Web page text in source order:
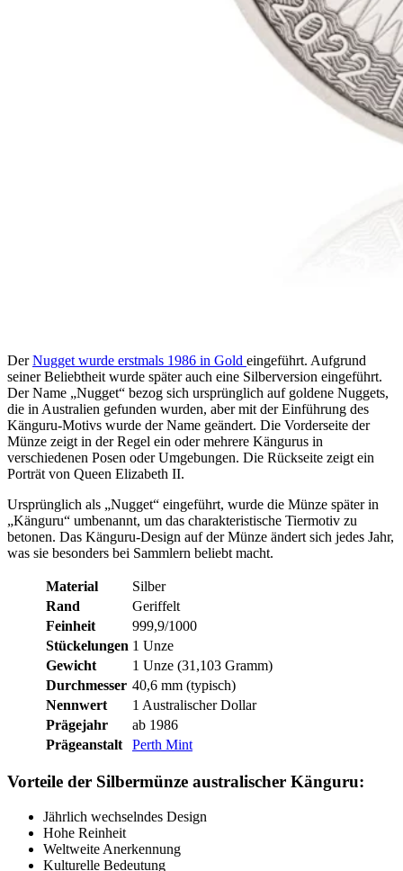
DerNugget wurde erstmals 1986 in Gold eingeführt. Aufgrund
seiner Beliebtheit wurde später auch eine Silberversion eingeführt.
Der Name „Nugget“ bezog sich ursprünglich auf goldene Nuggets,
die in Australien gefunden wurden, aber mit der Einführung des
Känguru-Motivs wurde der Name geändert. Die Vorderseite der
Münze zeigt in der Regel ein oder mehrere Kängurus in
verschiedenen Posen oder Umgebungen. Die Rückseite zeigt ein
Porträt von Queen Elizabeth II.
Ursprünglich als „Nugget“ eingeführt, wurde die Münze später in
„Känguru“ umbenannt, um das charakteristische Tiermotiv zu
betonen. Das Känguru-Design auf der Münze ändert sich jedes Jahr,
was sie besonders bei Sammlern beliebt macht.
Material
Silber
Rand
Geriffelt
Feinheit
999,9/1000
Stückelungen 1 Unze
Gewicht
1 Unze (31,103 Gramm)
Durchmesser 40,6 mm (typisch)
Nennwert
1 Australischer Dollar
Prägejahr
ab 1986
Prägeanstalt
Perth Mint
Vorteile der Silbermünze australischer Känguru:
Jährlich wechselndes Design
Hohe Reinheit
Weltweite Anerkennung
Kulturelle Bedeutung